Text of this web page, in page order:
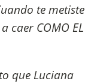
te metiste
caer COMO EL
que Luciana